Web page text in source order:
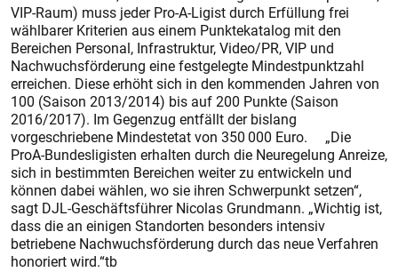
VIP-Raum) muss jeder Pro-A-Ligist durch Erfüllung frei
wählbarer Kriterien aus einem Punktekatalog mit den
Bereichen Personal, Infrastruktur, Video/PR, VIP und
Nachwuchsförderung eine festgelegte Mindestpunktzahl
erreichen. Diese erhöht sich in den kommenden Jahren von
100 (Saison 2013/2014) bis auf 200 Punkte (Saison
2016/2017). Im Gegenzug entfällt der bislang
vorgeschriebene Mindestetat von 350 000 Euro. „Die
ProA-Bundesligisten erhalten durch die Neuregelung Anreize,
sich in bestimmten Bereichen weiter zu entwickeln und
können dabei wählen, wo sie ihren Schwerpunkt setzen“,
sagt DJL-Geschäftsführer Nicolas Grundmann. „Wichtig ist,
dass die an einigen Standorten besonders intensiv
betriebene Nachwuchsförderung durch das neue Verfahren
honoriert wird.“tb